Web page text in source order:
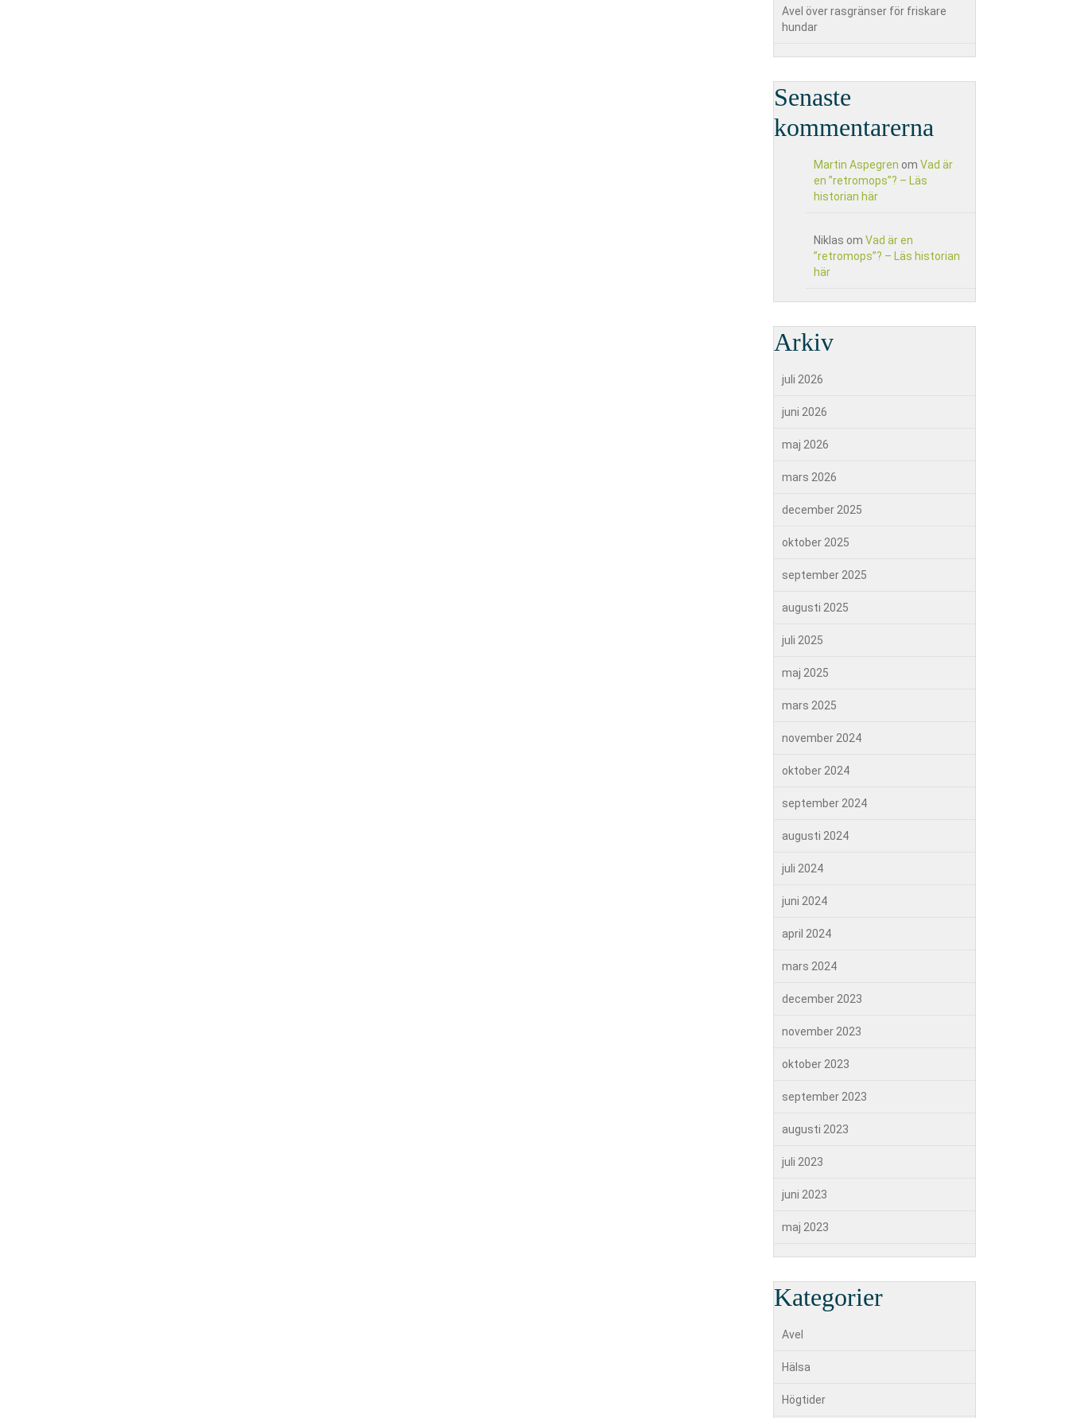
Avel över rasgränser för friskare
hundar
Senaste
kommentarerna
Martin Aspegren om Vad är
en ”retromops”? – Läs
historian här
Niklas om Vad är en
”retromops”? – Läs historian
här
Arkiv
juli 2026
juni 2026
maj 2026
mars 2026
december 2025
oktober 2025
september 2025
augusti 2025
juli 2025
maj 2025
mars 2025
november 2024
oktober 2024
september 2024
augusti 2024
juli 2024
juni 2024
april 2024
mars 2024
december 2023
november 2023
oktober 2023
september 2023
augusti 2023
juli 2023
juni 2023
maj 2023
Kategorier
Avel
Hälsa
Högtider